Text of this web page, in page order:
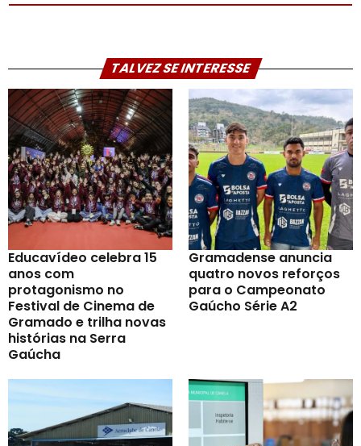
TALVEZ SE INTERESSE
Educavídeo celebra 15
anos com
protagonismo no
Festival de Cinema de
Gramado e trilha novas
histórias na Serra
Gaúcha
Gramadense anuncia
quatro novos reforços
para o Campeonato
Gaúcho Série A2